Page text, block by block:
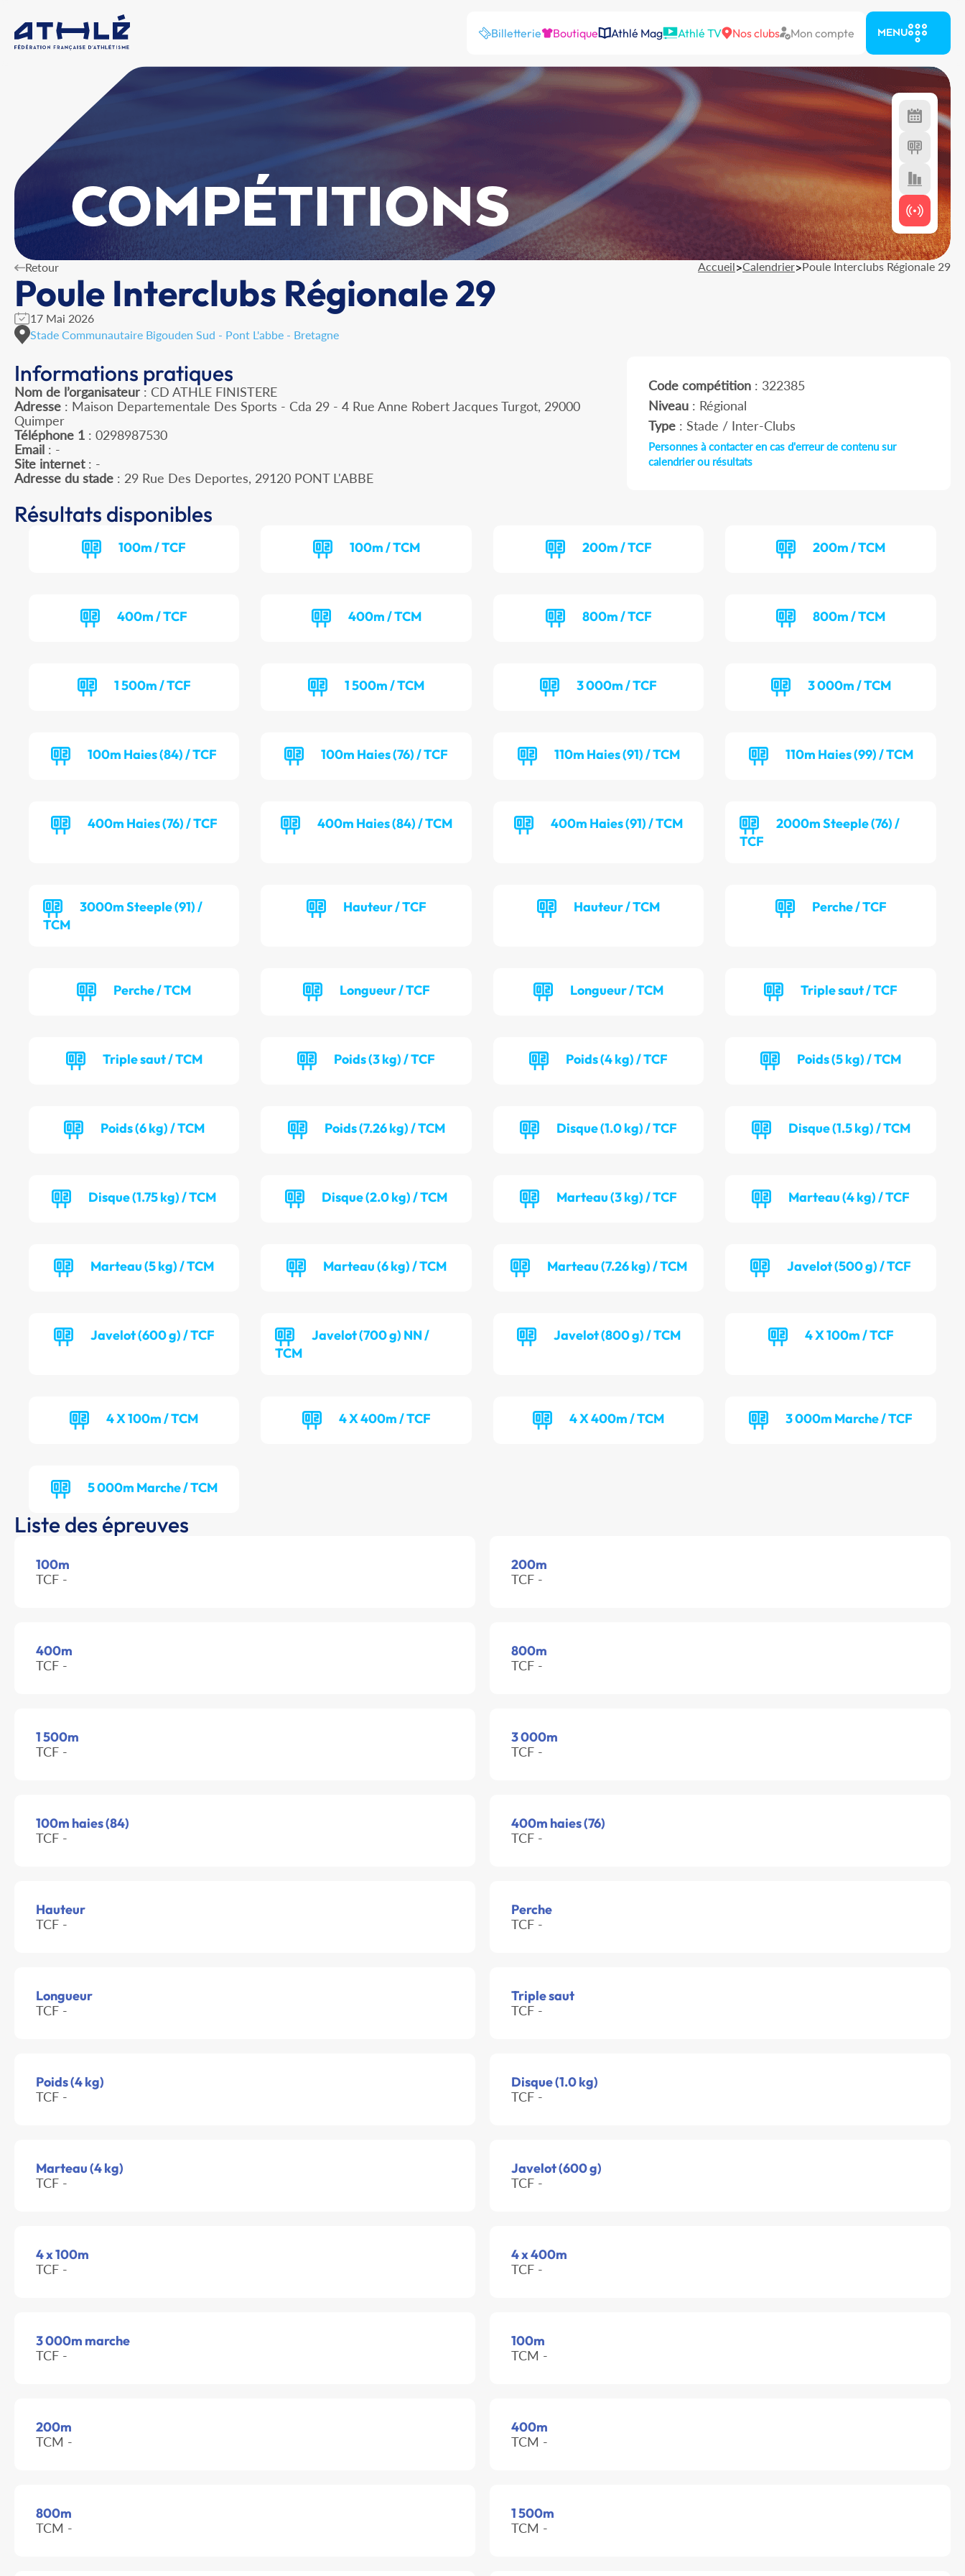
Billetterie Boutique Athlé Mag Athlé TV Nos clubs Mon compte MENU
COMPÉTITIONS
Retour Accueil>Calendrier>Poule Interclubs Régionale 29
Poule Interclubs Régionale 29
17 Mai 2026
Stade Communautaire Bigouden Sud - Pont L'abbe - Bretagne
Informations pratiques
Nom de l’organisateur : CD ATHLE FINISTERE
Adresse : Maison Departementale Des Sports - Cda 29 - 4 Rue Anne Robert Jacques Turgot, 29000
Quimper
Téléphone 1 : 0298987530
Email : -
Site internet: -
Adresse du stade : 29 Rue Des Deportes, 29120 PONT L'ABBE
Code compétition: 322385
Niveau: Régional
Type: Stade / Inter-Clubs
Personnes à contacter en cas d'erreur de contenu sur
calendrier ou résultats
Résultats disponibles
100m / TCF 100m / TCM 200m / TCF 200m / TCM
400m / TCF 400m / TCM 800m / TCF 800m / TCM
1 500m / TCF 1 500m / TCM 3 000m / TCF 3 000m / TCM
100m Haies (84) / TCF 100m Haies (76) / TCF 110m Haies (91) / TCM 110m Haies (99) / TCM
400m Haies (76) / TCF 400m Haies (84) / TCM 400m Haies (91) / TCM
2000m Steeple (76) /
TCF
3000m Steeple (91) /
TCM
Hauteur / TCF Hauteur / TCM Perche / TCF
Perche / TCM Longueur / TCF Longueur / TCM Triple saut / TCF
Triple saut / TCM Poids (3 kg) / TCF Poids (4 kg) / TCF Poids (5 kg) / TCM
Poids (6 kg) / TCM Poids (7.26 kg) / TCM Disque (1.0 kg) / TCF Disque (1.5 kg) / TCM
Disque (1.75 kg) / TCM Disque (2.0 kg) / TCM Marteau (3 kg) / TCF Marteau (4 kg) / TCF
Marteau (5 kg) / TCM Marteau (6 kg) / TCM Marteau (7.26 kg) / TCM Javelot (500 g) / TCF
Javelot (600 g) / TCF
Javelot (700 g) NN /
TCM
Javelot (800 g) / TCM 4 X 100m / TCF
4 X 100m / TCM 4 X 400m / TCF 4 X 400m / TCM 3 000m Marche / TCF
5 000m Marche / TCM
Liste des épreuves
100m
TCF -
200m
TCF -
400m
TCF -
800m
TCF -
1 500m
TCF -
3 000m
TCF -
100m haies (84)
TCF -
400m haies (76)
TCF -
Hauteur
TCF -
Perche
TCF -
Longueur
TCF -
Triple saut
TCF -
Poids (4 kg)
TCF -
Disque (1.0 kg)
TCF -
Marteau (4 kg)
TCF -
Javelot (600 g)
TCF -
4 x 100m
TCF -
4 x 400m
TCF -
3 000m marche
TCF -
100m
TCM -
200m
TCM -
400m
TCM -
800m
TCM -
1 500m
TCM -